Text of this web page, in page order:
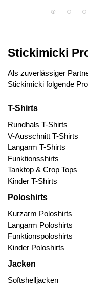
Stickimicki
Als zuverlässiger
Stickimicki folgende
T-Shirts
Rundhals T-Shirts
V-Ausschnitt T-Shirts
Langarm T-Shirts
Funktionsshirts
Tanktop & Crop Tops
Kinder T-Shirts
Poloshirts
Kurzarm Poloshirts
Langarm Poloshirts
Funktionspoloshirts
Kinder Poloshirts
Jacken
Softshelljacken